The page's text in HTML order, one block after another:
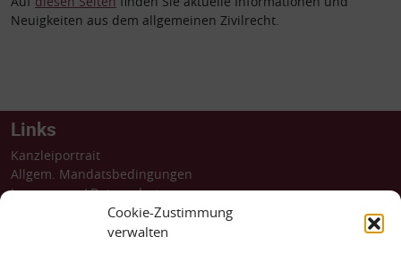
Cookie-Zustimmung
verwalten
Neuigkeiten aus dem allgemeinen Zivilrecht.
Links
Kanzleiportrait
Allgem. Mandatsbedingungen
Impressum/Datenschutz